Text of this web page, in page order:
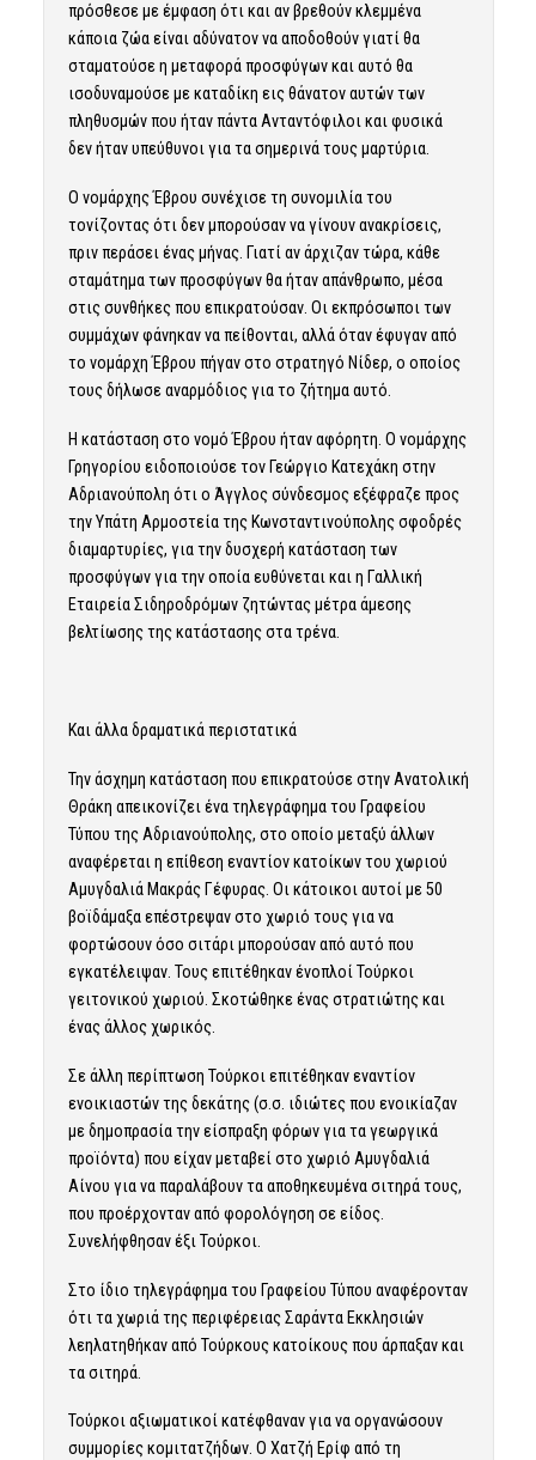
πρόσθεσε με έμφαση ότι και αν βρεθούν κλεμμένα
κάποια ζώα είναι αδύνατον να αποδοθούν γιατί θα
σταματούσε η μεταφορά προσφύγων και αυτό θα
ισοδυναμούσε με καταδίκη εις θάνατον αυτών των
πληθυσμών που ήταν πάντα Ανταντόφιλοι και φυσικά
δεν ήταν υπεύθυνοι για τα σημερινά τους μαρτύρια.
Ο νομάρχης Έβρου συνέχισε τη συνομιλία του
τονίζοντας ότι δεν μπορούσαν να γίνουν ανακρίσεις,
πριν περάσει ένας μήνας. Γιατί αν άρχιζαν τώρα, κάθε
σταμάτημα των προσφύγων θα ήταν απάνθρωπο, μέσα
στις συνθήκες που επικρατούσαν. Οι εκπρόσωποι των
συμμάχων φάνηκαν να πείθονται, αλλά όταν έφυγαν από
το νομάρχη Έβρου πήγαν στο στρατηγό Νίδερ, ο οποίος
τους δήλωσε αναρμόδιος για το ζήτημα αυτό.
Η κατάσταση στο νομό Έβρου ήταν αφόρητη. Ο νομάρχης
Γρηγορίου ειδοποιούσε τον Γεώργιο Κατεχάκη στην
Αδριανούπολη ότι ο Άγγλος σύνδεσμος εξέφραζε προς
την Υπάτη Αρμοστεία της Κωνσταντινούπολης σφοδρές
διαμαρτυρίες, για την δυσχερή κατάσταση των
προσφύγων για την οποία ευθύνεται και η Γαλλική
Εταιρεία Σιδηροδρόμων ζητώντας μέτρα άμεσης
βελτίωσης της κατάστασης στα τρένα.
Και άλλα δραματικά περιστατικά
Την άσχημη κατάσταση που επικρατούσε στην Ανατολική
Θράκη απεικονίζει ένα τηλεγράφημα του Γραφείου
Τύπου της Αδριανούπολης, στο οποίο μεταξύ άλλων
αναφέρεται η επίθεση εναντίον κατοίκων του χωριού
Αμυγδαλιά Μακράς Γέφυρας. Οι κάτοικοι αυτοί με 50
βοϊδάμαξα επέστρεψαν στο χωριό τους για να
φορτώσουν όσο σιτάρι μπορούσαν από αυτό που
εγκατέλειψαν. Τους επιτέθηκαν ένοπλοί Τούρκοι
γειτονικού χωριού. Σκοτώθηκε ένας στρατιώτης και
ένας άλλος χωρικός.
Σε άλλη περίπτωση Τούρκοι επιτέθηκαν εναντίον
ενοικιαστών της δεκάτης (σ.σ. ιδιώτες που ενοικίαζαν
με δημοπρασία την είσπραξη φόρων για τα γεωργικά
προϊόντα) που είχαν μεταβεί στο χωριό Αμυγδαλιά
Αίνου για να παραλάβουν τα αποθηκευμένα σιτηρά τους,
που προέρχονταν από φορολόγηση σε είδος.
Συνελήφθησαν έξι Τούρκοι.
Στο ίδιο τηλεγράφημα του Γραφείου Τύπου αναφέρονταν
ότι τα χωριά της περιφέρειας Σαράντα Εκκλησιών
λεηλατηθήκαν από Τούρκους κατοίκους που άρπαξαν και
τα σιτηρά.
Τούρκοι αξιωματικοί κατέφθαναν για να οργανώσουν
συμμορίες κομιτατζήδων. Ο Χατζή Ερίφ από τη